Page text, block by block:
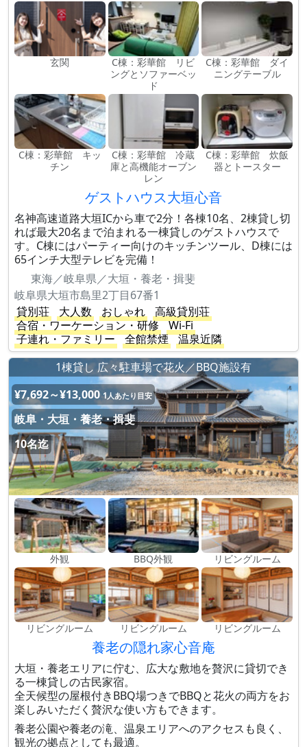
玄関
C棟：彩華館 リビ
ングとソファーベッ
ド
C棟：彩華館 ダイ
ニングテーブル
C棟：彩華館 キッ
チン
C棟：彩華館 冷蔵
庫と高機能オーブン
レン
C棟：彩華館 炊飯
器とトースター
ゲストハウス大垣心音
名神高速道路大垣ICから車で2分！各棟10名、2棟貸し切
れば最大20名まで泊まれる一棟貸しのゲストハウスで
す。C棟にはパーティー向けのキッチンツール、D棟には
65インチ大型テレビを完備！
東海／岐阜県／大垣・養老・揖斐
岐阜県大垣市島里2丁目67番1
貸別荘
大人数 おしゃれ
高級貸別荘
合宿・ワーケーション・研修
Wi-Fi
子連れ・ファミリー
全館禁煙
温泉近隣
1棟貸し 広々駐車場で花火／BBQ施設有
¥7,692～¥13,000 1人あたり目安
岐阜・大垣・養老・揖斐
10名迄
外観 BBQ外観 リビングルーム
リビングルーム リビングルーム リビングルーム
養老の隠れ家心音庵
大垣・養老エリアに佇む、広大な敷地を贅沢に貸切でき
る一棟貸しの古民家宿。
全天候型の屋根付きBBQ場つきでBBQと花火の両方をお
楽しみいただく贅沢な使い方もできます。
養老公園や養老の滝、温泉エリアへのアクセスも良く、
観光の拠点としても最適。